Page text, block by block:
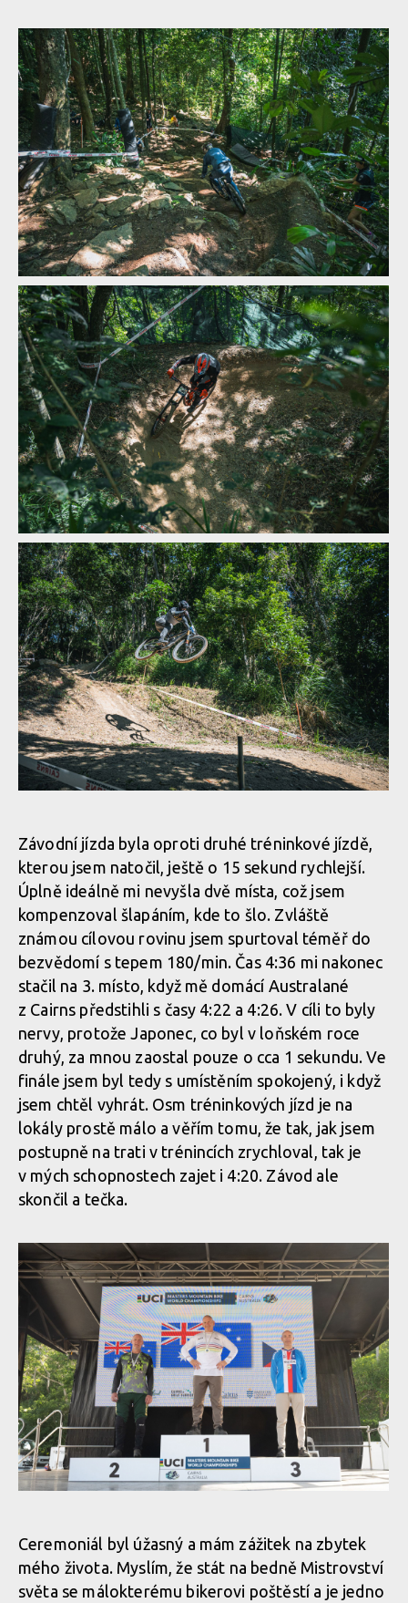
Mistrovství světa Masters
v Cairns
MIlan Suchomel třetí na
Mistrovství světa Masters
v Cairns
Mistrovství světa Masters
v Cairns
MIlan Suchomel třetí na
Mistrovství světa Masters
v Cairns
MIlan Suchomel třetí na Mistrovství světa Masters v Cairns
MIlan Suchomel třetí na Mistrovství světa Masters v Cairns
MIlan Suchomel třetí na Mistrovství světa Masters v Cairns
MIlan Suchomel třetí na Mistrovství světa Masters v Cairns
MIlan Suchomel třetí na Mistrovství světa Masters v Cairns
MIlan Suchomel třetí na Mistrovství světa Masters v Cairns
MIlan Suchomel třetí na Mistrovství světa Masters v Cairns
MIlan Suchomel třetí na Mistrovství světa Masters v Cairns
MIlan Suchomel třetí na Mistrovství světa Masters v Cairns
MIlan Suchomel třetí na Mistrovství světa Masters v Cairns
MIlan Suchomel třetí na Mistrovství světa Masters v Cairns
MIlan Suchomel třetí na Mistrovství světa Masters v Cairns
MIlan Suchomel třetí na Mistrovství světa Masters v Cairns
MIlan Suchomel třetí na Mistrovství světa Masters v Cairns
MIlan Suchomel třetí na Mistrovství světa Masters v Cairns
MIlan Suchomel třetí na Mistrovství světa Masters v Cairns
Závodní jízda byla oproti druhé tréninkové jízdě,
kterou jsem natočil, ještě o 15 sekund rychlejší.
Úplně ideálně mi nevyšla dvě místa, což jsem
kompenzoval šlapáním, kde to šlo. Zvláště
známou cílovou rovinu jsem spurtoval téměř do
bezvědomí s tepem 180/min. Čas 4:36 mi nakonec
stačil na 3. místo, když mě domácí Australané
z Cairns předstihli s časy 4:22 a 4:26. V cíli to byly
nervy, protože Japonec, co byl v loňském roce
druhý, za mnou zaostal pouze o cca 1 sekundu. Ve
finále jsem byl tedy s umístěním spokojený, i když
jsem chtěl vyhrát. Osm tréninkových jízd je na
lokály prostě málo a věřím tomu, že tak, jak jsem
postupně na trati v trénincích zrychloval, tak je
v mých schopnostech zajet i 4:20. Závod ale
skončil a tečka.
MIlan Suchomel třetí na Mistrovství světa Masters v Cairns
Ceremoniál byl úžasný a mám zážitek na zbytek
mého života. Myslím, že stát na bedně Mistrovství
světa se málokterému bikerovi poštěstí a je jedno